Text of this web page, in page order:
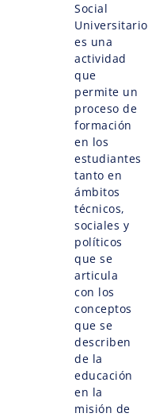
Social
Universitario
es una
actividad
que
permite un
proceso de
formación
en los
estudiantes
tanto en
ámbitos
técnicos,
sociales y
políticos
que se
articula
con los
conceptos
que se
describen
de la
educación
en la
misión de